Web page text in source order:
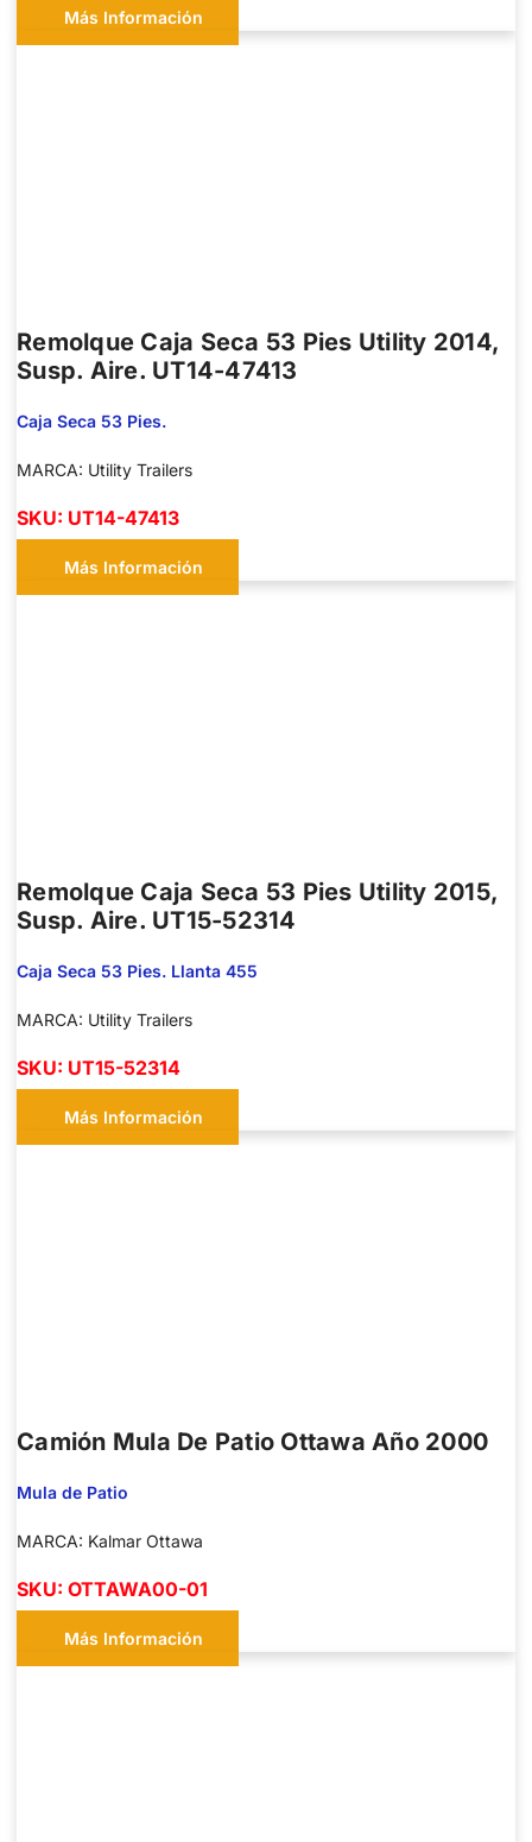
Más Información
Remolque Caja Seca 53 Pies Utility 2014,
Susp. Aire. UT14-47413
Caja Seca 53 Pies.
MARCA: Utility Trailers
SKU: UT14-47413
Más Información
Remolque Caja Seca 53 Pies Utility 2015,
Susp. Aire. UT15-52314
Caja Seca 53 Pies. Llanta 455
MARCA: Utility Trailers
SKU: UT15-52314
Más Información
Camión Mula De Patio Ottawa Año 2000
Mula de Patio
MARCA: Kalmar Ottawa
SKU: OTTAWA00-01
Más Información